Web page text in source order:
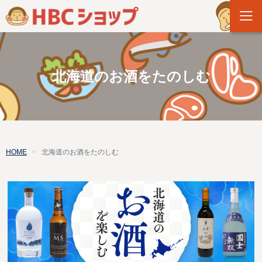
北海道のお酒をたのしむ
HOME 北海道のお酒をたのしむ